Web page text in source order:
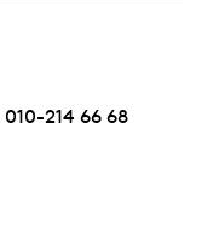
Telefon
010-214 66 68